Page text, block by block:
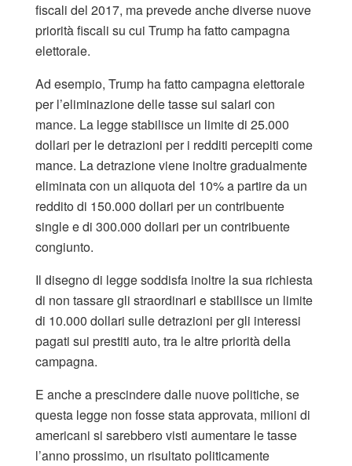
fiscali del 2017, ma prevede anche diverse nuove
priorità fiscali su cui Trump ha fatto campagna
elettorale.
Ad esempio, Trump ha fatto campagna elettorale
per l’eliminazione delle tasse sui salari con
mance. La legge stabilisce un limite di 25.000
dollari per le detrazioni per i redditi percepiti come
mance. La detrazione viene inoltre gradualmente
eliminata con un aliquota del 10% a partire da un
reddito di 150.000 dollari per un contribuente
single e di 300.000 dollari per un contribuente
congiunto.
Il disegno di legge soddisfa inoltre la sua richiesta
di non tassare gli straordinari e stabilisce un limite
di 10.000 dollari sulle detrazioni per gli interessi
pagati sui prestiti auto, tra le altre priorità della
campagna.
E anche a prescindere dalle nuove politiche, se
questa legge non fosse stata approvata, milioni di
americani si sarebbero visti aumentare le tasse
l’anno prossimo, un risultato politicamente